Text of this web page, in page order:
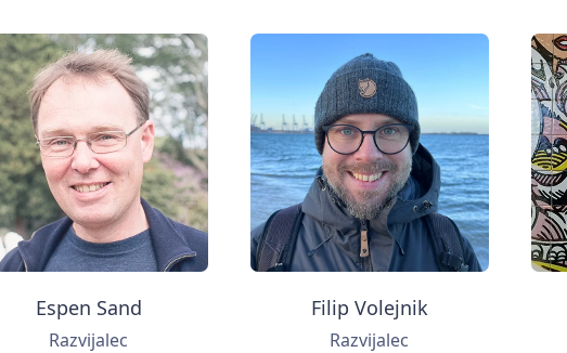
Espen Sand
Razvijalec
Filip Volejnik
Razvijalec